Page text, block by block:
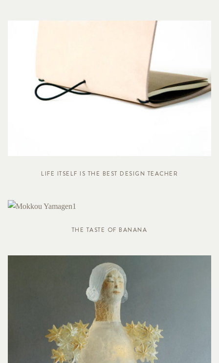
LIFE ITSELF IS THE BEST DESIGN TEACHER
THE TASTE OF BANANA